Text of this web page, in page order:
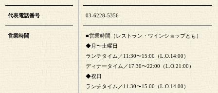
代表電話番号 03-6228-5356
営業時間
■営業時間（レストラン・ワインショップとも）
◆月〜土曜日
ランチタイム／11:30〜15:00（L.O.14:00）
ディナータイム／17:30〜22:00（L.O.21:00）
◆祝日
ランチタイム／11:30〜15:00（L.O.14:00）